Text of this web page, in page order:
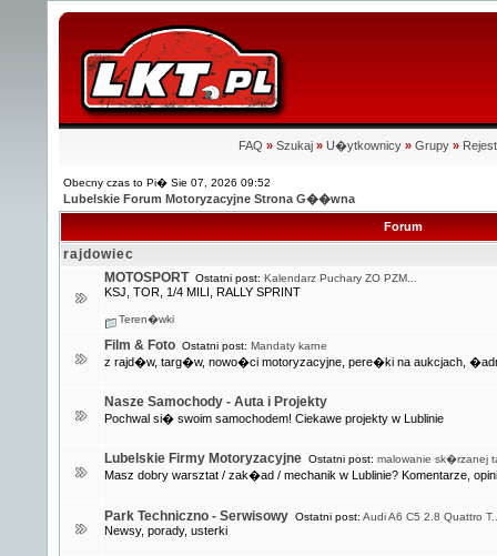
FAQ » Szukaj » U�ytkownicy » Grupy »
Obecny czas to Pi� Sie 07, 2026 09:52
Lubelskie Forum Motoryzacyjne Strona G��wna
Forum
rajdowiec
MOTOSPORT Ostatni post: Kalendarz Puchary ZO PZM...
KSJ, TOR, 1/4 MILI, RALLY SPRINT
Teren�wki
Film & Foto Ostatni post: Mandaty karne
z rajd�w, targ�w, nowo�ci motoryzacyjne, pere�ki na aukcjach,
Nasze Samochody - Auta i Projekty
Pochwal si� swoim samochodem! Ciekawe projekty w Lublinie
Lubelskie Firmy Motoryzacyjne Ostatni post: malowanie sk�rzanej
Masz dobry warsztat / zak�ad / mechanik w Lublinie? Komentarze,
Park Techniczno - Serwisowy Ostatni post: Audi A6 C5 2.8 Quattro
Newsy, porady, usterki